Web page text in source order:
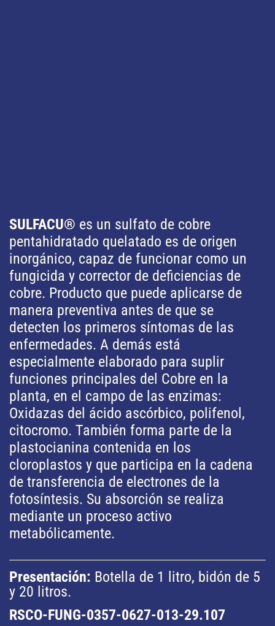
SULFACU® es un sulfato de cobre
pentahidratado quelatado es de origen
inorgánico, capaz de funcionar como un
fungicida y corrector de deficiencias de
cobre. Producto que puede aplicarse de
manera preventiva antes de que se
detecten los primeros síntomas de las
enfermedades. A demás está
especialmente elaborado para suplir
funciones principales del Cobre en la
planta, en el campo de las enzimas:
Oxidazas del ácido ascórbico, polifenol,
citocromo. También forma parte de la
plastocianina contenida en los
cloroplastos y que participa en la cadena
de transferencia de electrones de la
fotosíntesis. Su absorción se realiza
mediante un proceso activo
metabólicamente.
Presentación: Botella de 1 litro, bidón de 5
y 20 litros.
RSCO-FUNG-0357-0627-013-29.107